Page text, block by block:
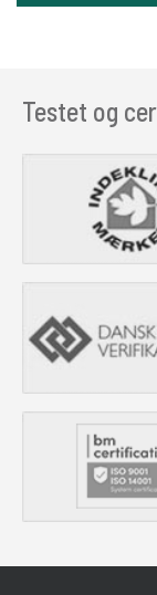
Testet og